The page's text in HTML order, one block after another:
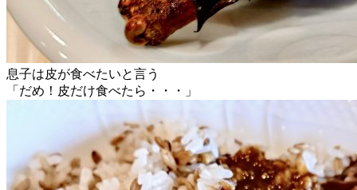
息子は皮が食べたいと言う
「だめ！皮だけ食べたら・・・」